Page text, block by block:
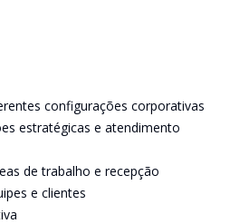
configurações corporativas
estratégicas e atendimento
de trabalho e recepção
e clientes